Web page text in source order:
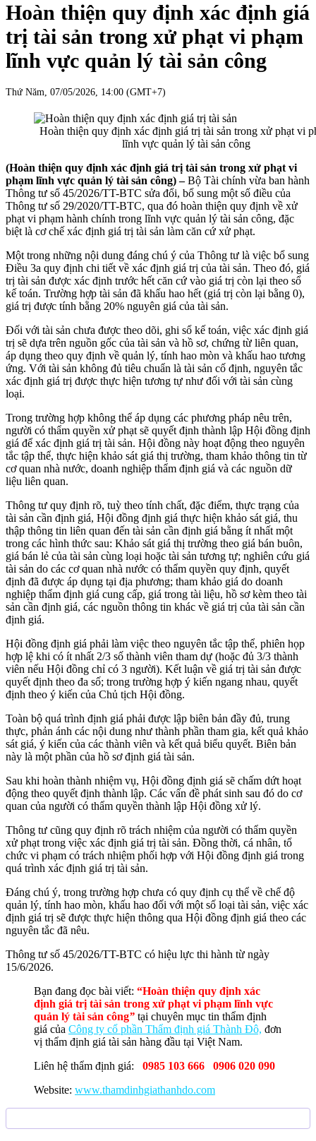
Hoàn thiện quy định xác định giá
trị tài sản trong xử phạt vi phạm
lĩnh vực quản lý tài sản công
Thứ Năm, 07/05/2026, 14:00 (GMT+7)
Hoàn thiện quy định xác định giá trị tài sản trong xử phạt vi
lĩnh vực quản lý tài sản công
(Hoàn thiện quy định xác định giá trị tài sản trong xử phạt vi
phạm lĩnh vực quản lý tài sản công) –Bộ Tài chính vừa ban hành
Thông tư số 45/2026/TT-BTC sửa đổi, bổ sung một số điều của
Thông tư số 29/2020/TT-BTC, qua đó hoàn thiện quy định về xử
phạt vi phạm hành chính trong lĩnh vực quản lý tài sản công, đặc
biệt là cơ chế xác định giá trị tài sản làm căn cứ xử phạt.
Một trong những nội dung đáng chú ý của Thông tư là việc bổ sung
Điều 3a quy định chi tiết về xác định giá trị của tài sản. Theo đó, giá
trị tài sản được xác định trước hết căn cứ vào giá trị còn lại theo sổ
kế toán. Trường hợp tài sản đã khấu hao hết (giá trị còn lại bằng 0),
giá trị được tính bằng 20% nguyên giá của tài sản.
Đối với tài sản chưa được theo dõi, ghi sổ kế toán, việc xác định giá
trị sẽ dựa trên nguồn gốc của tài sản và hồ sơ, chứng từ liên quan,
áp dụng theo quy định về quản lý, tính hao mòn và khấu hao tương
ứng. Với tài sản không đủ tiêu chuẩn là tài sản cố định, nguyên tắc
xác định giá trị được thực hiện tương tự như đối với tài sản cùng
loại.
Trong trường hợp không thể áp dụng các phương pháp nêu trên,
người có thẩm quyền xử phạt sẽ quyết định thành lập Hội đồng định
giá để xác định giá trị tài sản. Hội đồng này hoạt động theo nguyên
tắc tập thể, thực hiện khảo sát giá thị trường, tham khảo thông tin từ
cơ quan nhà nước, doanh nghiệp thẩm định giá và các nguồn dữ
liệu liên quan.
Thông tư quy định rõ, tuỳ theo tính chất, đặc điểm, thực trạng của
tài sản cần định giá, Hội đồng định giá thực hiện khảo sát giá, thu
thập thông tin liên quan đến tài sản cần định giá bằng ít nhất một
trong các hình thức sau: Khảo sát giá thị trường theo giá bán buôn,
giá bán lẻ của tài sản cùng loại hoặc tài sản tương tự; nghiên cứu giá
tài sản do các cơ quan nhà nước có thẩm quyền quy định, quyết
định đã được áp dụng tại địa phương; tham khảo giá do doanh
nghiệp thẩm định giá cung cấp, giá trong tài liệu, hồ sơ kèm theo tài
sản cần định giá, các nguồn thông tin khác về giá trị của tài sản cần
định giá.
Hội đồng định giá phải làm việc theo nguyên tắc tập thể, phiên họp
hợp lệ khi có ít nhất 2/3 số thành viên tham dự (hoặc đủ 3/3 thành
viên nếu Hội đồng chỉ có 3 người). Kết luận về giá trị tài sản được
quyết định theo đa số; trong trường hợp ý kiến ngang nhau, quyết
định theo ý kiến của Chủ tịch Hội đồng.
Toàn bộ quá trình định giá phải được lập biên bản đầy đủ, trung
thực, phản ánh các nội dung như thành phần tham gia, kết quả khảo
sát giá, ý kiến của các thành viên và kết quả biểu quyết. Biên bản
này là một phần của hồ sơ định giá tài sản.
Sau khi hoàn thành nhiệm vụ, Hội đồng định giá sẽ chấm dứt hoạt
động theo quyết định thành lập. Các vấn đề phát sinh sau đó do cơ
quan của người có thẩm quyền thành lập Hội đồng xử lý.
Thông tư cũng quy định rõ trách nhiệm của người có thẩm quyền
xử phạt trong việc xác định giá trị tài sản. Đồng thời, cá nhân, tổ
chức vi phạm có trách nhiệm phối hợp với Hội đồng định giá trong
quá trình xác định giá trị tài sản.
Đáng chú ý, trong trường hợp chưa có quy định cụ thể về chế độ
quản lý, tính hao mòn, khấu hao đối với một số loại tài sản, việc xác
định giá trị sẽ được thực hiện thông qua Hội đồng định giá theo các
nguyên tắc đã nêu.
Thông tư số 45/2026/TT-BTC có hiệu lực thi hành từ ngày
15/6/2026.
Bạn đang đọc bài viết: “Hoàn thiện quy định xác
định giá trị tài sản trong xử phạt vi phạm lĩnh vực
quản lý tài sản công” tại chuyên mục tin thẩm định
giá của Công ty cổ phần Thẩm định giá Thành Đô, đơn
vị thẩm định giá tài sản hàng đầu tại Việt Nam.
Liên hệ thẩm định giá:
0985 103 666 0906 020 090
Website: www.thamdinhgiathanhdo.com